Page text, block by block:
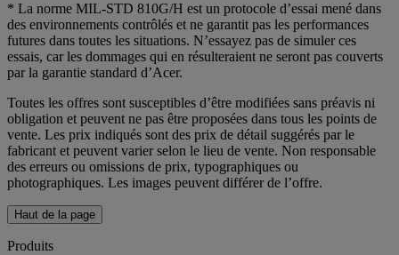
* La norme MIL-STD 810G/H est un protocole d’essai mené dans
des environnements contrôlés et ne garantit pas les performances
futures dans toutes les situations. N’essayez pas de simuler ces
essais, car les dommages qui en résulteraient ne seront pas couverts
par la garantie standard d’Acer.
Toutes les offres sont susceptibles d’être modifiées sans préavis ni
obligation et peuvent ne pas être proposées dans tous les points de
vente. Les prix indiqués sont des prix de détail suggérés par le
fabricant et peuvent varier selon le lieu de vente. Non responsable
des erreurs ou omissions de prix, typographiques ou
photographiques. Les images peuvent différer de l’offre.
Haut de la page
Produits